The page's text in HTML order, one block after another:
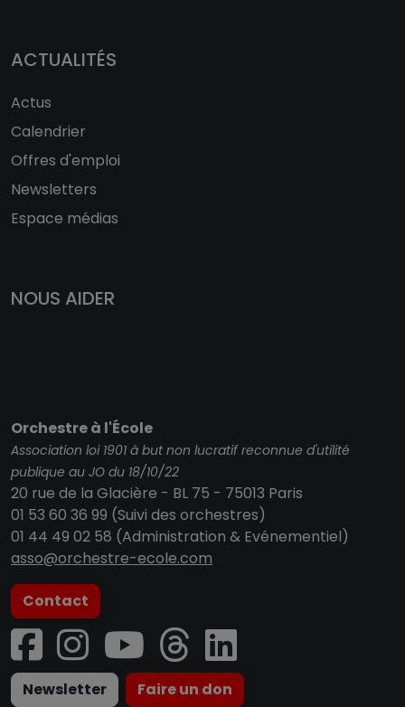
ACTUALITÉS
Actus
Calendrier
Offres d'emploi
Newsletters
Espace médias
NOUS AIDER
Orchestre à l'École
Association loi 1901 à but non lucratif reconnue d'utilité
publique au JO du 18/10/22
20 rue de la Glacière - BL 75 - 75013 Paris
01 53 60 36 99 (Suivi des orchestres)
01 44 49 02 58 (Administration & Evénementiel)
asso@orchestre-ecole.com
Contact
Newsletter Faire un don